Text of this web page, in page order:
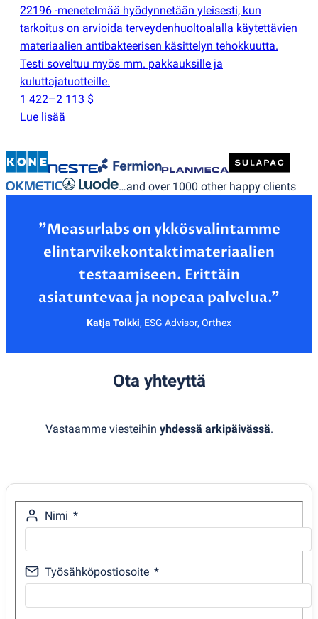
22196 -menetelmää hyödynnetään yleisesti, kun
tarkoitus on arvioida terveydenhuoltoalalla käytettävien
materiaalien antibakteerisen käsittelyn tehokkuutta.
Testi soveltuu myös mm. pakkauksille ja
kuluttajatuotteille.
1 422–2 113 $
Lue lisää
…and over 1000 other happy clients
”Measurlabs on ykkösvalintamme
elintarvikekontaktimateriaalien
testaamiseen. Erittäin
Katja Tolkki, ESG Advisor, Orthex
Ota yhteyttä
Vastaamme viesteihin yhdessä arkipäivässä.
Nimi
Työsähköpostiosoite